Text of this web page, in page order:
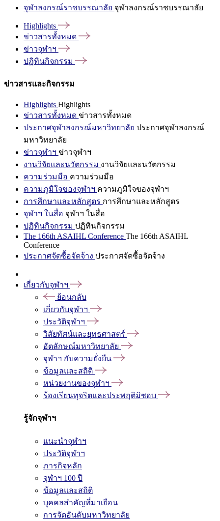
จุฬาลงกรณ์ราชบรรณาลัย จุฬาลงกรณ์ราชบรรณาลัย
Highlights
ข่าวสารทั้งหมด
ข่าวจุฬาฯ
ปฏิทินกิจกรรม
ข่าวสารและกิจกรรม
Highlights Highlights
ข่าวสารทั้งหมด ข่าวสารทั้งหมด
ประกาศจุฬาลงกรณ์มหาวิทยาลัย ประกาศจุฬาลงกรณ์
มหาวิทยาลัย
ข่าวจุฬาฯ ข่าวจุฬาฯ
งานวิจัยและนวัตกรรม งานวิจัยและนวัตกรรม
ความร่วมมือ ความร่วมมือ
ความภูมิใจของจุฬาฯ ความภูมิใจของจุฬาฯ
การศึกษาและหลักสูตร การศึกษาและหลักสูตร
จุฬาฯ ในสื่อ จุฬาฯ ในสื่อ
ปฏิทินกิจกรรม ปฏิทินกิจกรรม
The 166th ASAIHL Conference The 166th ASAIHL
Conference
ประกาศจัดซื้อจัดจ้าง ประกาศจัดซื้อจัดจ้าง
เกี่ยวกับจุฬาฯ
ย้อนกลับ
เกี่ยวกับจุฬาฯ
ประวัติจุฬาฯ
วิสัยทัศน์และยุทธศาสตร์
อัตลักษณ์มหาวิทยาลัย
จุฬาฯ กับความยั่งยืน
ข้อมูลและสถิติ
หน่วยงานของจุฬาฯ
ร้องเรียนทุจริตและประพฤติมิชอบ
รู้จักจุฬาฯ
แนะนำจุฬาฯ
ประวัติจุฬาฯ
ภารกิจหลัก
จุฬาฯ 100 ปี
ข้อมูลและสถิติ
บุคคลสำคัญที่มาเยือน
การจัดอันดับมหาวิทยาลัย